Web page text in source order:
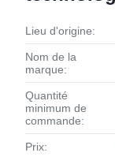
Lieu d'origine:
Nom de la
marque:
Quantité
minimum de
commande:
Prix: